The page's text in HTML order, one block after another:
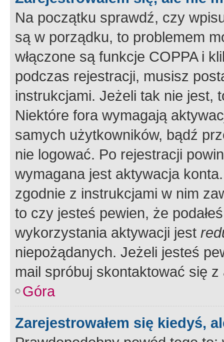
Na początku sprawdź, czy
są w porządku, to problemem
włączone są funkcje COPPA i
podczas rejestracji, musisz
instrukcjami. Jeżeli tak nie jest,
Niektóre fora wymagają
samych użytkowników, bądź
nie logować. Po rejestracji
wymagana jest aktywacja
zgodnie z instrukcjami w nim
to czy jesteś pewien, że
wykorzystania aktywacji jest
niepożądanych. Jeżeli jesteś
mail spróbuj skontaktować się
Góra
Zarejestrowałem się kiedyś,